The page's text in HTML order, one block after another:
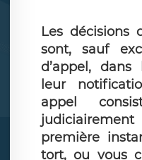
Les décisions
sont, sauf
d’appel,
leur
appel
première
tort, ou vous